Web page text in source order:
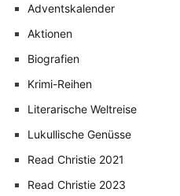
Adventskalender
Aktionen
Biografien
Krimi-Reihen
Literarische Weltreise
Lukullische Genüsse
Read Christie 2021
Read Christie 2023